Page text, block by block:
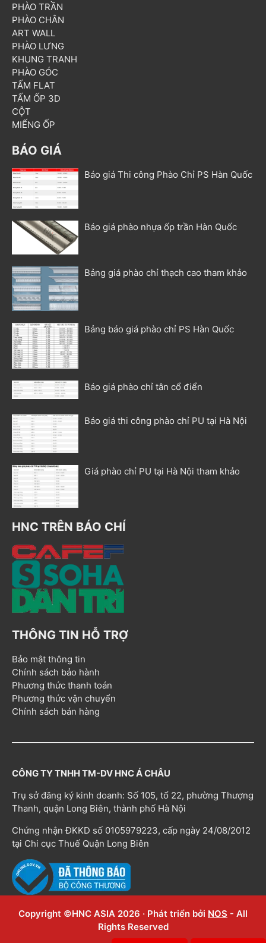
PHÀO TRẦN
PHÀO CHÂN
ART WALL
PHÀO LƯNG
KHUNG TRANH
PHÀO GÓC
TẤM FLAT
TẤM ỐP 3D
CỘT
MIẾNG ỐP
BÁO GIÁ
Báo giá Thi công Phào Chỉ PS Hàn Quốc
Báo giá phào nhựa ốp trần Hàn Quốc
Bảng giá phào chỉ thạch cao tham khảo
Bảng báo giá phào chỉ PS Hàn Quốc
Báo giá phào chỉ tân cổ điển
Báo giá thi công phào chỉ PU tại Hà Nội
Giá phào chỉ PU tại Hà Nội tham khảo
HNC TRÊN BÁO CHÍ
THÔNG TIN HỖ TRỢ
Bảo mật thông tin
Chính sách bảo hành
Phương thức thanh toán
Phương thức vận chuyển
Chính sách bán hàng
CÔNG TY TNHH TM-DV HNC Á CHÂU
Trụ sở đăng ký kinh doanh: Số 105, tổ 22, phường Thượng
Thanh, quận Long Biên, thành phố Hà Nội
Chứng nhận ĐKKD số 0105979223, cấp ngày 24/08/2012
tại Chi cục Thuế Quận Long Biên
Copyright ©HNC ASIA 2026 · Phát triển bởi NOS - All
Rights Reserved